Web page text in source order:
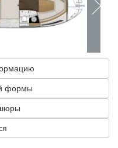
формы